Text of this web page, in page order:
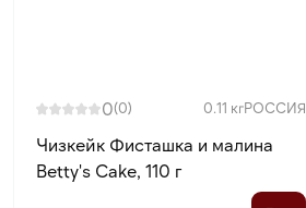
0(0) 0.11 кгРОССИЯ
Чизкейк Фисташка и малина
Betty's Cake, 110 г